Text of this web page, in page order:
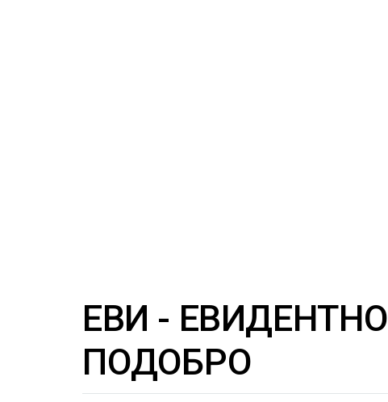
ЕВИ - ЕВИДЕНТНО
ПОДОБРО